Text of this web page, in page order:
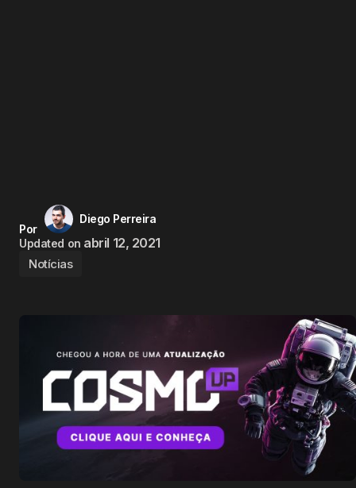
Por
Diego Perreira
Updated on abril 12, 2021
Notícias